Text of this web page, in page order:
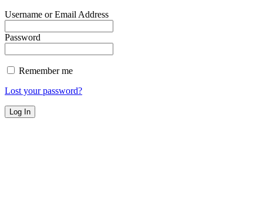
Username or Email Address
Password
Remember me
Lost your password?